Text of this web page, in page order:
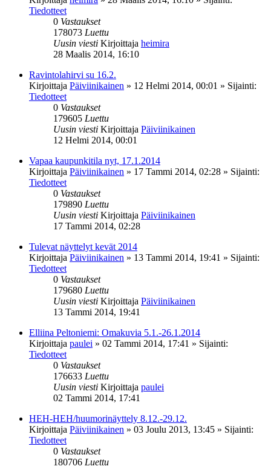
Tiedotteet
0 Vastaukset
178073 Luettu
Uusin viesti Kirjoittaja heimira
28 Maalis 2014, 16:10
Ravintolahirvi su 16.2.
Kirjoittaja Päiviinikainen » 12 Helmi 2014, 00:01 » Sijainti:
Tiedotteet
0 Vastaukset
179605 Luettu
Uusin viesti Kirjoittaja Päiviinikainen
12 Helmi 2014, 00:01
Vapaa kaupunkitila nyt, 17.1.2014
Kirjoittaja Päiviinikainen » 17 Tammi 2014, 02:28 » Sijainti:
Tiedotteet
0 Vastaukset
179890 Luettu
Uusin viesti Kirjoittaja Päiviinikainen
17 Tammi 2014, 02:28
Tulevat näyttelyt kevät 2014
Kirjoittaja Päiviinikainen » 13 Tammi 2014, 19:41 » Sijainti:
Tiedotteet
0 Vastaukset
179680 Luettu
Uusin viesti Kirjoittaja Päiviinikainen
13 Tammi 2014, 19:41
Elliina Peltoniemi: Omakuvia 5.1.-26.1.2014
Kirjoittaja paulei » 02 Tammi 2014, 17:41 » Sijainti:
Tiedotteet
0 Vastaukset
176633 Luettu
Uusin viesti Kirjoittaja paulei
02 Tammi 2014, 17:41
HEH-HEH/huumorinäyttely 8.12.-29.12.
Kirjoittaja Päiviinikainen » 03 Joulu 2013, 13:45 » Sijainti:
Tiedotteet
0 Vastaukset
180706 Luettu